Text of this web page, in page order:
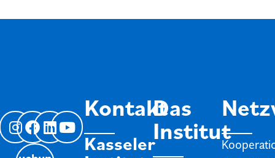
Kontakt
Kasseler
Das
Institut